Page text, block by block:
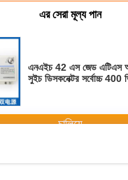
এর সেরা মূল্য পান
এনএইচ 42 এস জেড এটিএস
সুইচ ডিসকনেক্টর সর্বোচ্চ
চালিয়ে
স্থানান্তর স্যুইচ